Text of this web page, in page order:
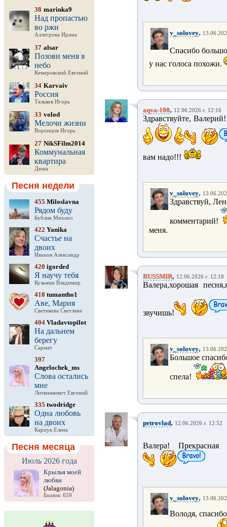
38 marinka9
Над пропастью
во ржи
Аллегрова Ирина
37 alsar
Позови меня в
небо
Кемеровский Евгений
34 Karvaiv
Россия
Тальков Игорь
33 volod
Мелочи жизни
Воронцов Игорь
27 NikSFilm2014
Коммунальная
квартира
Дюна
Песня недели
455 Miloslavna
Рядом буду
Бублик Михаил
422 Yanika
Счастье на
двоих
Иванов Александр
420 igorded
Я научу тебя
Кузьмин Владимир
418 tumantho1
Аве, Мария
Светикова Светлана
404 Vladavtopilot
На дальнем
берегу
Сармат
397
Angelochek_ms
Слова остались
мне
Литвинкович Евгений
335 twodridge
Одна любовь
на двоих
Карпук Елена
Песня месяца
Июль 2026 года
Крылья моей
любви
(Jalagonia)
Баллов: 659
v_solovey,
Спасибо
у нас голоса похожи.
aqva-100, 12.06.2026 г. 12:16
Здравствуйте,
вам надо!!!
v_solovey,
Здравствуй,
комментарий!
меня.
RUSSMIR, 12.06.2026 г. 12:18
Валера,хорошая
звучишь!
v_solovey,
Большое
спела!
petrovlad, 12.06.2026 г. 12:52
Валера!
v_solovey,
Володя,